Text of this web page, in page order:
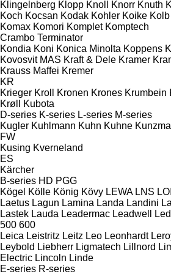
Klingelnberg Klopp Knoll Knorr Knuth
Koch Kocsan Kodak Kohler Koike Kolb
Komax Komori Komplet Komptech
Crambo Terminator
Kondia Koni Konica Minolta Koppens
Kovosvit MAS Kraft & Dele Kramer
Krauss Maffei Kremer
KR
Krieger Kroll Kronen Krones Krumbein
Krøll
Kubota
D-series K-series L-series M-series
Kugler Kuhlmann Kuhn Kuhne
FW
Kusing Kverneland
ES
Kärcher
B-series HD PGG
Kögel Kölle König Kövy LEWA LNS
Laetus Lagun Lamina Landa Landini
Lastek Lauda Leadermac Leadwell
500 600
Leica Leistritz Leitz Leo Leonhardt
Leybold Liebherr Ligmatech Lillnord
Electric Lincoln Linde
E-series R-series